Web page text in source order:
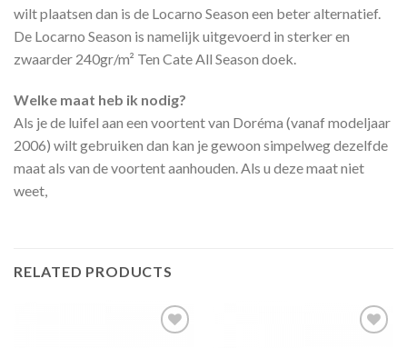
wilt plaatsen dan is de Locarno Season een beter alternatief.
De Locarno Season is namelijk uitgevoerd in sterker en
zwaarder 240gr/m² Ten Cate All Season doek.
Welke maat heb ik nodig?
Als je de luifel aan een voortent van Doréma (vanaf modeljaar
2006) wilt gebruiken dan kan je gewoon simpelweg dezelfde
maat als van de voortent aanhouden. Als u deze maat niet
weet,
RELATED PRODUCTS